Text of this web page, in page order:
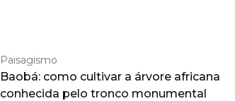
Paisagismo
Baobá: como cultivar a árvore africana
conhecida pelo tronco monumental